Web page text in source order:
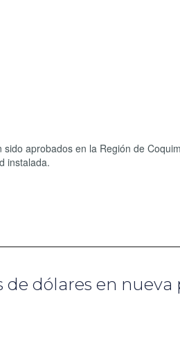
aprobados en la Región de
instalada.
dólares en nueva